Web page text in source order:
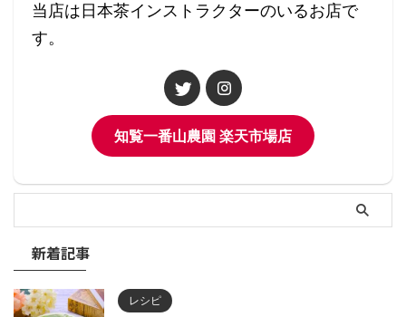
当店は日本茶インストラクターのいるお店で
す。
知覧一番山農園 楽天市場店
新着記事
レシピ